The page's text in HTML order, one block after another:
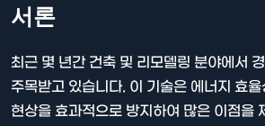
서론
최근 몇 년간 건축 및 리모델링 분야에서
주목받고 있습니다. 이 기술은 에너지 효
현상을 효과적으로 방지하여 많은 이점을